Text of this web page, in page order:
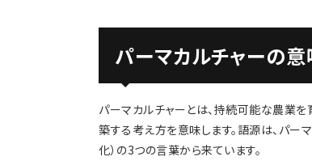
パーマカルチャーの意
パーマカルチャーとは、持続可能な農業
築する考え方を意味します。語源は、パーマ
化）の3つの言葉から来ています。